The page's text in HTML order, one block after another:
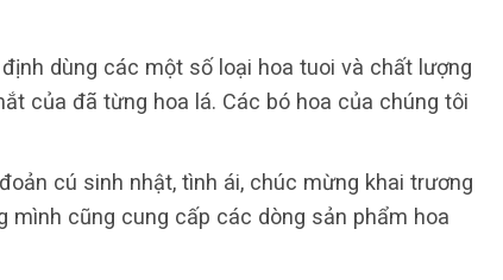
dùng các một số loại hoa tuoi và chất lượng
của đã từng hoa lá. Các bó hoa của chúng tôi
cú sinh nhật, tình ái, chúc mừng khai trương
mình cũng cung cấp các dòng sản phẩm hoa